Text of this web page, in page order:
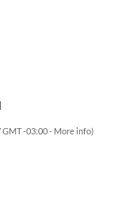
-03:00 - More info)